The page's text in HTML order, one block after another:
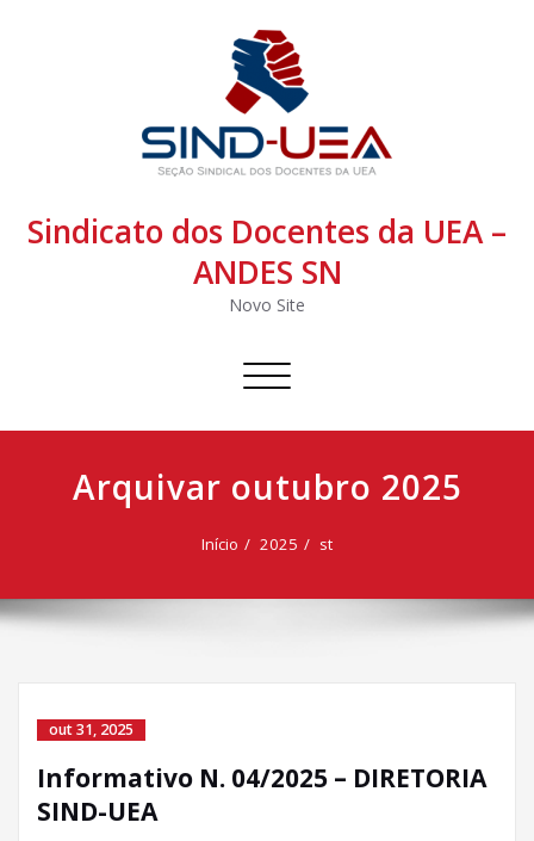
Sindicato dos Docentes da UEA –
ANDES SN
Novo Site
Alternar
Arquivar outubro 2025
Início 2025 st
out 31, 2025
Informativo N. 04/2025 – DIRETORIA
SIND-UEA